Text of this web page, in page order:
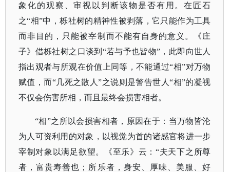
象化的观察、审视以判断该物是否有用。在匠石
之“相”中，栎社树的精神性被剥落，它只能作为工具
而非目的，只能被宰制而不能有自身的意义。《庄
子》借栎社树之口谈到“若与予也皆物”，此即向世人
指出观者与所观在价值上同等，不能通过“相”对万物
赋值，而“几死之散人”之说则是警告世人“相”的凝视
不仅会伤害所相，而且最终会损害相者。
“相”之所以会损害相者，原因在于：当万物皆沦
为人可资利用的对象，以视觉为首的诸感官将进一步
宰制对象以满足欲望。《至乐》云：“夫天下之所尊
者，富贵寿善也；所乐者，身安、厚味、美服、好